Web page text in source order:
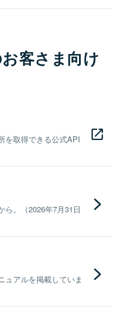
客さま向け
を取得できる公式API
ら。（2026年7月31日
ュアルを掲載していま